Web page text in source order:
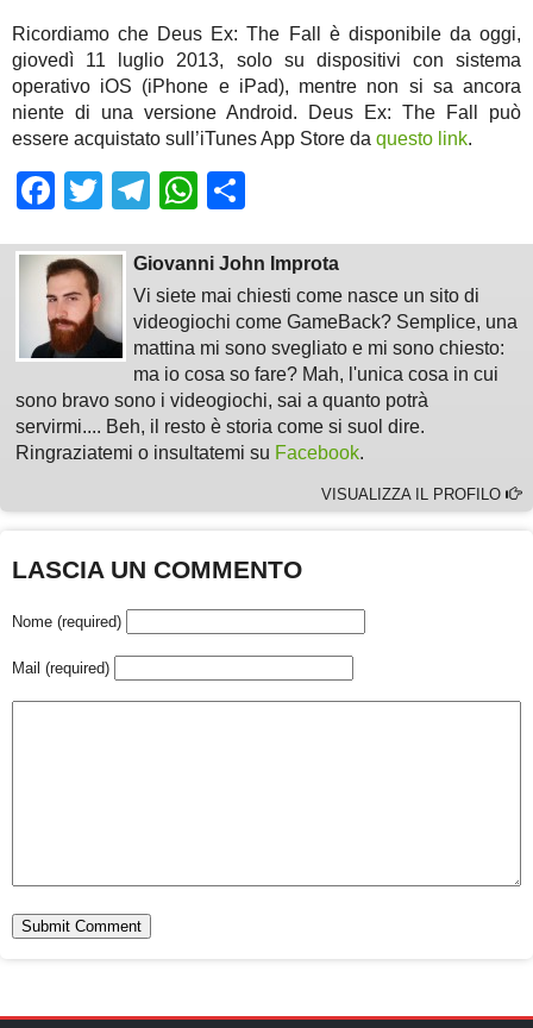
Ricordiamo che Deus Ex: The Fall è disponibile da oggi,
giovedì 11 luglio 2013, solo su dispositivi con sistema
operativo iOS (iPhone e iPad), mentre non si sa ancora
niente di una versione Android. Deus Ex: The Fall può
essere acquistato sull’iTunes App Store da questo link.
Facebook
TwitterTelegram
WhatsApp
Giovanni John Improta
Vi siete mai chiesti come nasce un sito di
videogiochi come GameBack? Semplice, una
mattina mi sono svegliato e mi sono chiesto:
ma io cosa so fare? Mah, l'unica cosa in cui
sono bravo sono i videogiochi, sai a quanto potrà
servirmi.... Beh, il resto è storia come si suol dire.
Ringraziatemi o insultatemi su Facebook.
VISUALIZZA IL PROFILO
LASCIA UN COMMENTO
Nome (required)
Mail (required)